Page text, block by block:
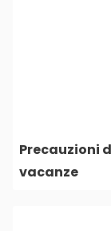
Precauzioni
vacanze